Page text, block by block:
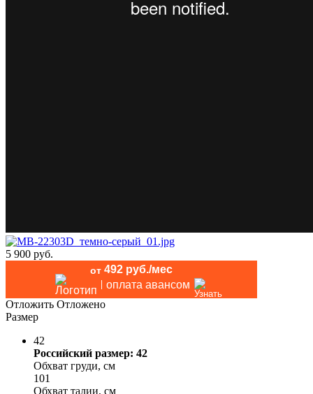
5 900 руб.
от 492 руб./мес
оплата авансом
Отложить Отложено
Размер
42
Российский размер: 42
Обхват груди, см
101
Обхват талии, см